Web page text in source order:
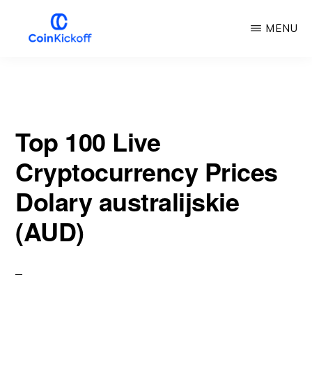
MENU
Top 100 Live
Cryptocurrency Prices
Dolary australijskie
(AUD)